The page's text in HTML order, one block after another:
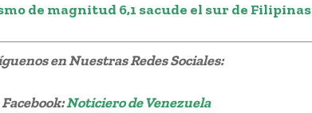
de magnitud 6,1 sacude el sur de Filipinas
en Nuestras Redes Sociales:
Facebook:Noticiero de Venezuela